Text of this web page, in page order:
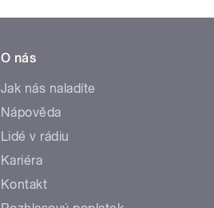
O nás
Jak nás naladíte
Nápověda
Lidé v rádiu
Kariéra
Kontakt